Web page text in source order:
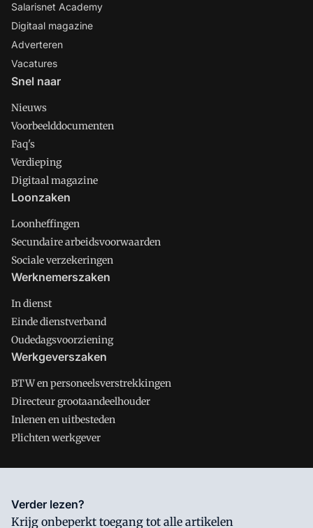
Salarisnet Academy
Digitaal magazine
Adverteren
Vacatures
Snel naar
Nieuws
Voorbeelddocumenten
Faq's
Verdieping
Digitaal magazine
Loonzaken
Loonheffingen
Secundaire arbeidsvoorwaarden
Sociale verzekeringen
Werknemerszaken
In dienst
Einde dienstverband
Oudedagsvoorziening
Werkgeverszaken
BTW en personeelsverstrekkingen
Directeur grootaandeelhouder
Inlenen en uitbesteden
Plichten werkgever
Salarisnet is onderdeel van VMN media. Lees in
waar VMN media voor staat. Op gebruik van deze site zijn de
Verder lezen?
Krijg onbeperkt toegang tot alle artikelen